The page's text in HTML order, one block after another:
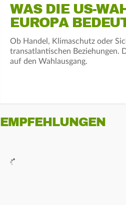
WAS DIE US-
EUROPA
Ob Handel, Klimaschutz oder
transatlantischen Beziehungen.
auf den Wahlausgang.
EMPFEHLUNGEN